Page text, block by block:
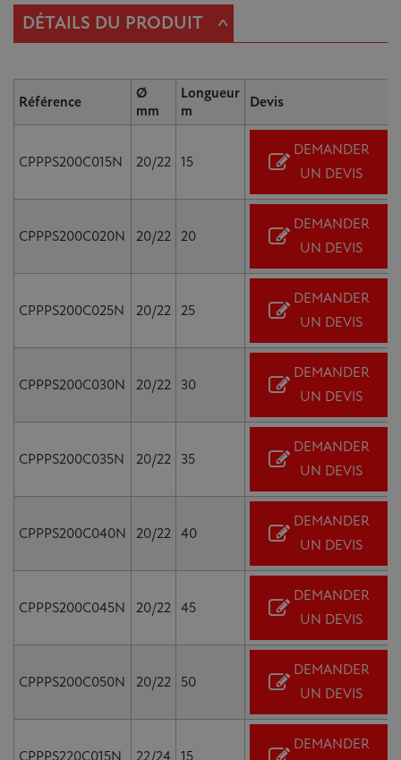
DÉTAILS DU PRODUIT ^
Référence
Ø
mm
Longueur
m
Devis
CPPPS200C015N 20/22 15
DEMANDER
UN DEVIS
CPPPS200C020N 20/22 20
DEMANDER
UN DEVIS
CPPPS200C025N 20/22 25
DEMANDER
UN DEVIS
CPPPS200C030N 20/22 30
DEMANDER
UN DEVIS
CPPPS200C035N 20/22 35
DEMANDER
UN DEVIS
CPPPS200C040N 20/22 40
DEMANDER
UN DEVIS
CPPPS200C045N 20/22 45
DEMANDER
UN DEVIS
CPPPS200C050N 20/22 50
DEMANDER
UN DEVIS
DEMANDER